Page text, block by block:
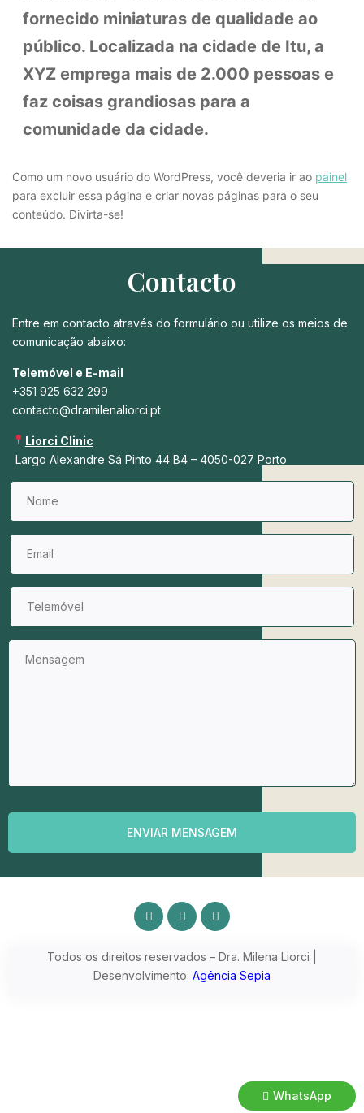
WhatsApp
fornecido miniaturas de qualidade ao
público. Localizada na cidade de Itu, a
XYZ emprega mais de 2.000 pessoas e
faz coisas grandiosas para a
comunidade da cidade.
Como um novo usuário do WordPress, você deveria ir ao painel
para excluir essa página e criar novas páginas para o seu
conteúdo. Divirta-se!
Contacto
Entre em contacto através do formulário ou utilize os meios de
comunicação abaixo:
Telemóvel e E-mail
+351 925 632 299
contacto@dramilenaliorci.pt
Liorci Clinic
Largo Alexandre Sá Pinto 44 B4 – 4050-027 Porto
ENVIAR MENSAGEM
Todos os direitos reservados – Dra. Milena Liorci |
Desenvolvimento: Agência Sepia